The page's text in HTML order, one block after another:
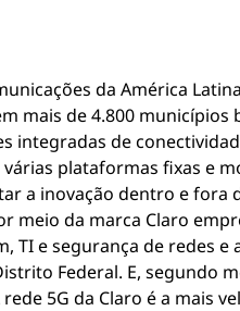
da América
mais de 4.800
integradas de
plataformas fixas e
a inovação dentro e
meio da marca Claro
TI e segurança de redes
Federal. E, segundo
5G da Claro é a mais